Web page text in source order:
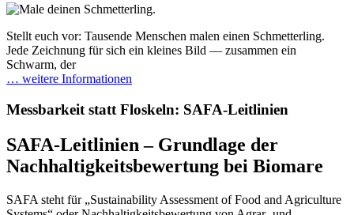
Stellt euch vor: Tausende Menschen malen einen Schmetterling.
Jede Zeichnung für sich ein kleines Bild — zusammen ein
Schwarm, der
… weitere Informationen
Messbarkeit statt Floskeln: SAFA-Leitlinien
SAFA-Leitlinien – Grundlage der
Nachhaltigkeitsbewertung bei Biomare
SAFA steht für „Sustainability Assessment of Food and Agriculture